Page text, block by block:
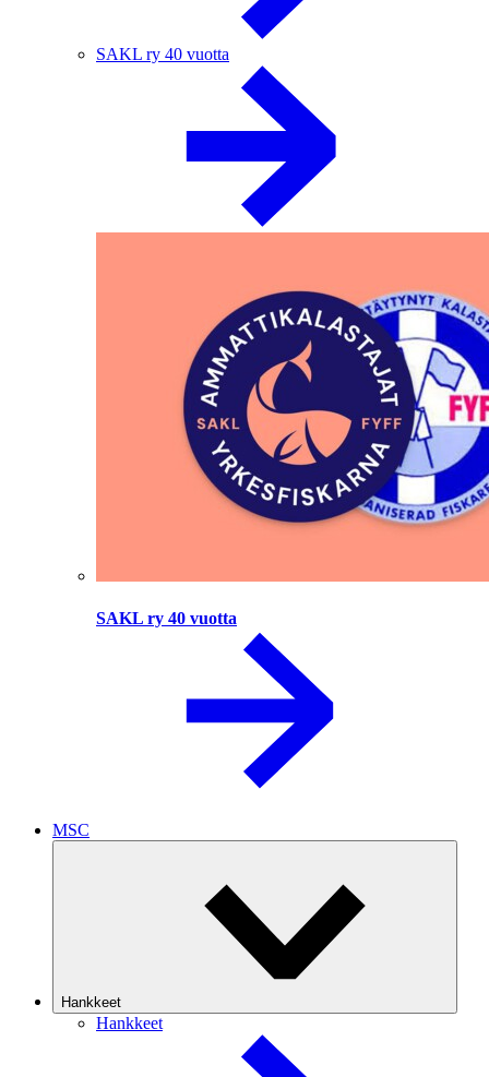
SAKL ry 40 vuotta
SAKL ry 40 vuotta
MSC
Hankkeet
Hankkeet